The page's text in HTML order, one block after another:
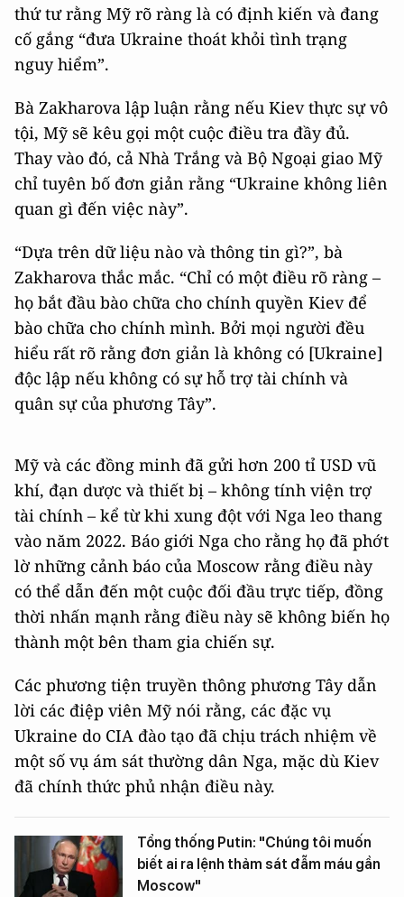
thứ tư rằng Mỹ rõ ràng là có định kiến và đang
cố gắng “đưa Ukraine thoát khỏi tình trạng
nguy hiểm”.
Bà Zakharova lập luận rằng nếu Kiev thực sự vô
tội, Mỹ sẽ kêu gọi một cuộc điều tra đầy đủ.
Thay vào đó, cả Nhà Trắng và Bộ Ngoại giao Mỹ
chỉ tuyên bố đơn giản rằng “Ukraine không liên
quan gì đến việc này”.
“Dựa trên dữ liệu nào và thông tin gì?”, bà
Zakharova thắc mắc. “Chỉ có một điều rõ ràng –
họ bắt đầu bào chữa cho chính quyền Kiev để
bào chữa cho chính mình. Bởi mọi người đều
hiểu rất rõ rằng đơn giản là không có [Ukraine]
độc lập nếu không có sự hỗ trợ tài chính và
quân sự của phương Tây”.
Mỹ và các đồng minh đã gửi hơn 200 tỉ USD vũ
khí, đạn dược và thiết bị – không tính viện trợ
tài chính – kể từ khi xung đột với Nga leo thang
vào năm 2022. Báo giới Nga cho rằng họ đã phớt
lờ những cảnh báo của Moscow rằng điều này
có thể dẫn đến một cuộc đối đầu trực tiếp, đồng
thời nhấn mạnh rằng điều này sẽ không biến họ
thành một bên tham gia chiến sự.
Các phương tiện truyền thông phương Tây dẫn
lời các điệp viên Mỹ nói rằng, các đặc vụ
Ukraine do CIA đào tạo đã chịu trách nhiệm về
một số vụ ám sát thường dân Nga, mặc dù Kiev
đã chính thức phủ nhận điều này.
Tổng thống Putin: "Chúng tôi muốn
biết ai ra lệnh thảm sát đẫm máu gần
Moscow"